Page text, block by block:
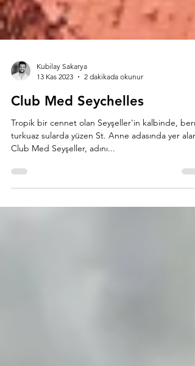
13 Kas 2023
2 dakikada okunur
Club Med Seychelles
Tropik bir cennet olan Seyşeller'in kalbinde,
Club Med Seyşeller, adını...